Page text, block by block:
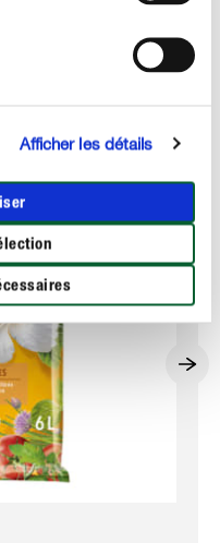
Afficher les détails
vous intéresser :